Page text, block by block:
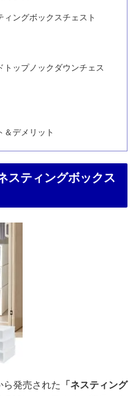
ングボックスチェスト
トップノックダウンチェス
＆デメリット
スティングボックス
ら発売された
「ネスティング